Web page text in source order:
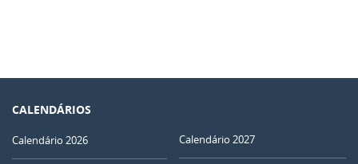
CALENDÁRIOS
Calendário 2026 Calendário 2027